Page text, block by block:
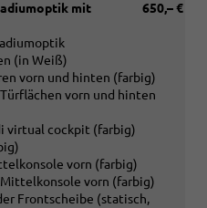
650,– €
mit
(in Weiß)
vorn und hinten (farbig)
vorn und hinten
virtual cockpit (farbig)
vorn (farbig)
vorn (farbig)
Frontscheibe (statisch,